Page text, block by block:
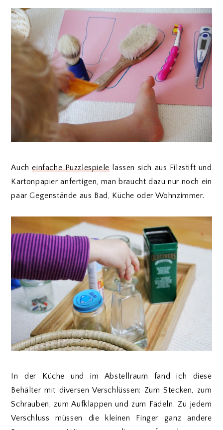
Aucheinfache Puzzlespielelassen sich aus Filzstift und
Kartonpapier anfertigen, man braucht dazu nur noch ein
paar Gegenstände aus Bad, Küche oder Wohnzimmer.
In der Küche und im Abstellraum fand ich diese
Behälter mit diversen Verschlüssen: Zum Stecken, zum
Schrauben, zum Aufklappen und zum Fädeln. Zu jedem
Verschluss müssen die kleinen Finger ganz andere